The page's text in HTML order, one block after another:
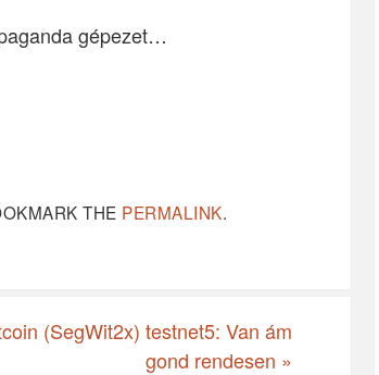
gépezet…
THE PERMALINK.
(SegWit2x) testnet5: Van ám
gond rendesen »